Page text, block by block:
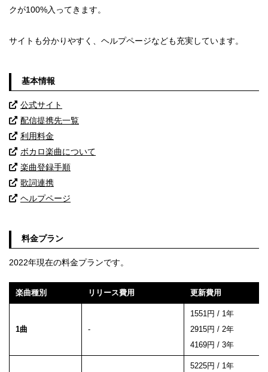
クが100%入ってきます。
サイトも分かりやすく、ヘルプページなども充実しています。
基本情報
公式サイト
配信提携先一覧
利用料金
ボカロ楽曲について
楽曲登録手順
歌詞連携
ヘルプページ
料金プラン
2022年現在の料金プランです。
楽曲種別 リリース費用 更新費用
1曲 -
1551円 / 1年
2915円 / 2年
4169円 / 3年
5225円 / 1年